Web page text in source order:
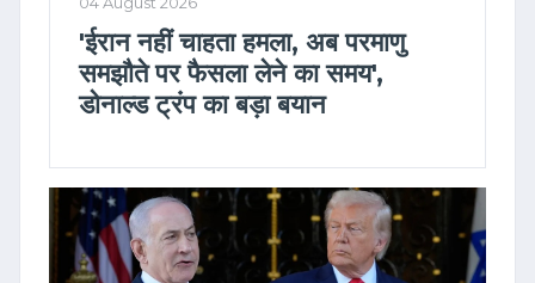
'ईरान नहीं चाहता हमला, अब परमाणु
समझौते पर फैसला लेने का समय',
डोनाल्ड ट्रंप का बड़ा बयान